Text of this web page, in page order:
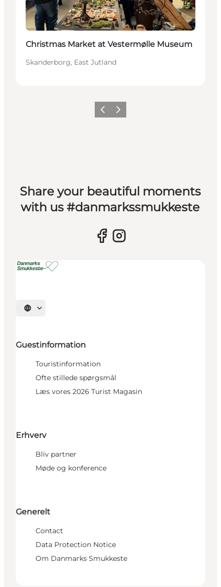
Christmas Market at Vestermølle Museum
Skanderborg, East Jutland
Previous slide
Next slide
Share your beautiful moments
with us #danmarkssmukkeste
Select language
Guestinformation
Touristinformation
Ofte stillede spørgsmål
Læs vores 2026 Turist Magasin
Erhverv
Bliv partner
Møde og konference
Generelt
Contact
Data Protection Notice
Om Danmarks Smukkeste